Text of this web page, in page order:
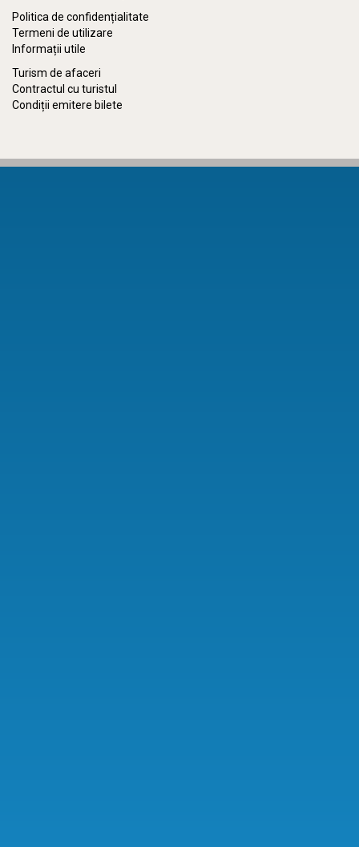
Politica de confidențialitate
Termeni de utilizare
Informații utile
Turism de afaceri
Contractul cu turistul
Condiții emitere bilete